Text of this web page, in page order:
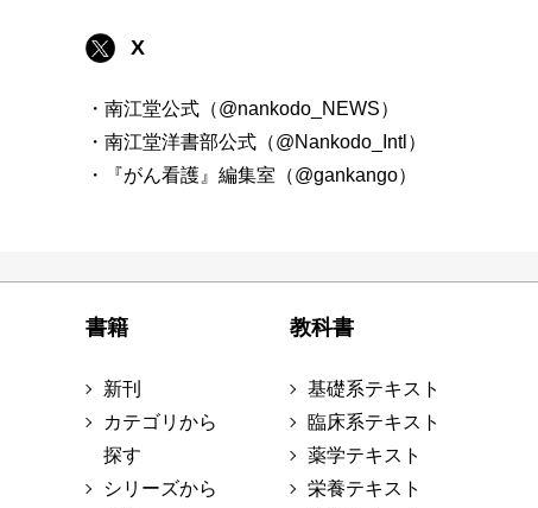
X
・南江堂公式（@nankodo_NEWS）
・南江堂洋書部公式（@Nankodo_Intl）
・『がん看護』編集室（@gankango）
書籍
新刊
カテゴリから
探す
シリーズから
教科書
基礎系テキスト
臨床系テキスト
薬学テキスト
栄養テキスト